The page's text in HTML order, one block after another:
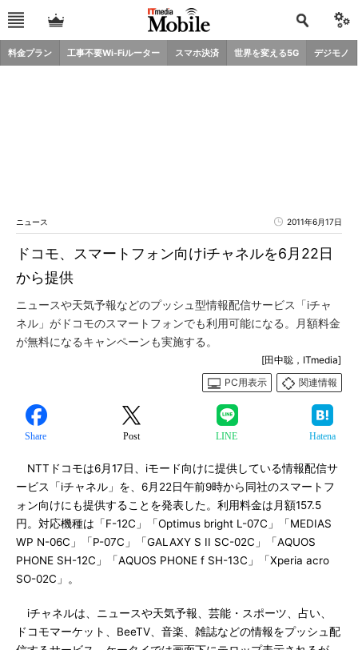
料金プラン 工事不要Wi-Fiルーター スマホ決済 世界を変える5G デジモノ
ニュース 2011年6月17日
ドコモ、スマートフォン向けiチャネルを6月22日
から提供
ニュースや天気予報などのプッシュ型情報配信サービス「iチャ
ネル」がドコモのスマートフォンでも利用可能になる。月額料金
が無料になるキャンペーンも実施する。
[田中聡，ITmedia]
PC用表示
関連情報
Share Post LINE Hatena
NTTドコモは6月17日、iモード向けに提供している情報配信サ
ービス「iチャネル」を、6月22日午前9時から同社のスマートフ
ォン向けにも提供することを発表した。利用料金は月額157.5
円。対応機種は「F-12C」「Optimus bright L-07C」「MEDIAS
WP N-06C」「P-07C」「GALAXY S II SC-02C」「AQUOS
PHONE SH-12C」「AQUOS PHONE f SH-13C」「Xperia acro
SO-02C」。
iチャネルは、ニュースや天気予報、芸能・スポーツ、占い、
ドコモマーケット、BeeTV、音楽、雑誌などの情報をプッシュ配